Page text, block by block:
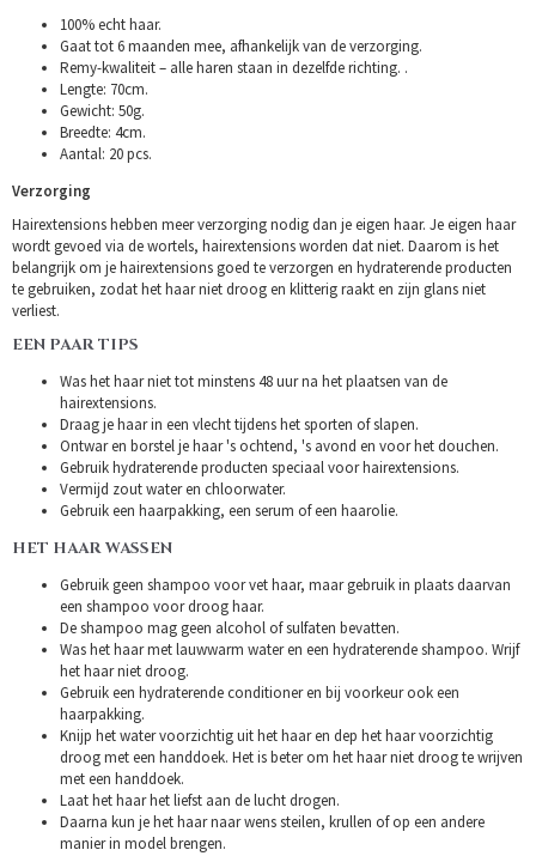
100% echt haar.
Gaat tot 6 maanden mee, afhankelijk van de verzorging.
Remy-kwaliteit – alle haren staan in dezelfde richting. .
Lengte: 70cm.
Gewicht: 50g.
Breedte: 4cm.
Aantal: 20 pcs.
Verzorging
Hairextensions hebben meer verzorging nodig dan je eigen haar. Je eigen haar
wordt gevoed via de wortels, hairextensions worden dat niet. Daarom is het
belangrijk om je hairextensions goed te verzorgen en hydraterende producten
te gebruiken, zodat het haar niet droog en klitterig raakt en zijn glans niet
verliest.
EEN PAAR TIPS
Was het haar niet tot minstens 48 uur na het plaatsen van de
hairextensions.
Draag je haar in een vlecht tijdens het sporten of slapen.
Ontwar en borstel je haar 's ochtend, 's avond en voor het douchen.
Gebruik hydraterende producten speciaal voor hairextensions.
Vermijd zout water en chloorwater.
Gebruik een haarpakking, een serum of een haarolie.
HET HAAR WASSEN
Gebruik geen shampoo voor vet haar, maar gebruik in plaats daarvan
een shampoo voor droog haar.
De shampoo mag geen alcohol of sulfaten bevatten.
Was het haar met lauwwarm water en een hydraterende shampoo. Wrijf
het haar niet droog.
Gebruik een hydraterende conditioner en bij voorkeur ook een
haarpakking.
Knijp het water voorzichtig uit het haar en dep het haar voorzichtig
droog met een handdoek. Het is beter om het haar niet droog te wrijven
met een handdoek.
Laat het haar het liefst aan de lucht drogen.
Daarna kun je het haar naar wens steilen, krullen of op een andere
manier in model brengen.